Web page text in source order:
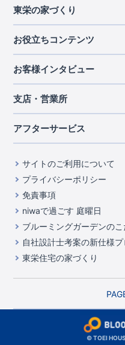
エリアから探す
北海道・東北
北海道
宮城県
千葉県
中部
山梨県
静岡県
滋賀県
京都府
中国・四国
岡山県
広島県
九州・沖縄
福岡県
熊本県
路線から検索
月々の支払額から検索
東栄の家づくり
長期優良住宅
住宅性能評価書
ブルーミングガーデンは地
室内空間を快適に保つ断熱
コストパフォーマンスに
充実のアフターサポート
第三者評価によるお墨付き
家づくりのプロにも選ばれ
住んでみるとじわじわ伝
自社一貫体制
お役立ちコンテンツ
ご契約までの道のり
現地見学ガイド
ご紹介制度のご案内
東栄INDEX（用語集）
お客様インタビュー
支店・営業所
アフターサービス
サイトのご利用について
プライバシーポリシー
免責事項
niwaで過ごす 庭曜日
ブルーミングガーデンの
自社設計士考案の新仕様
東栄住宅の家づくり
© TOEI